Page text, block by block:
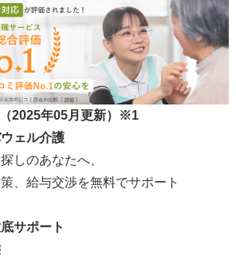
2025年05月更新）
※1
ェル介護
しのあなたへ、
、給与交渉を無料でサポート
サポート